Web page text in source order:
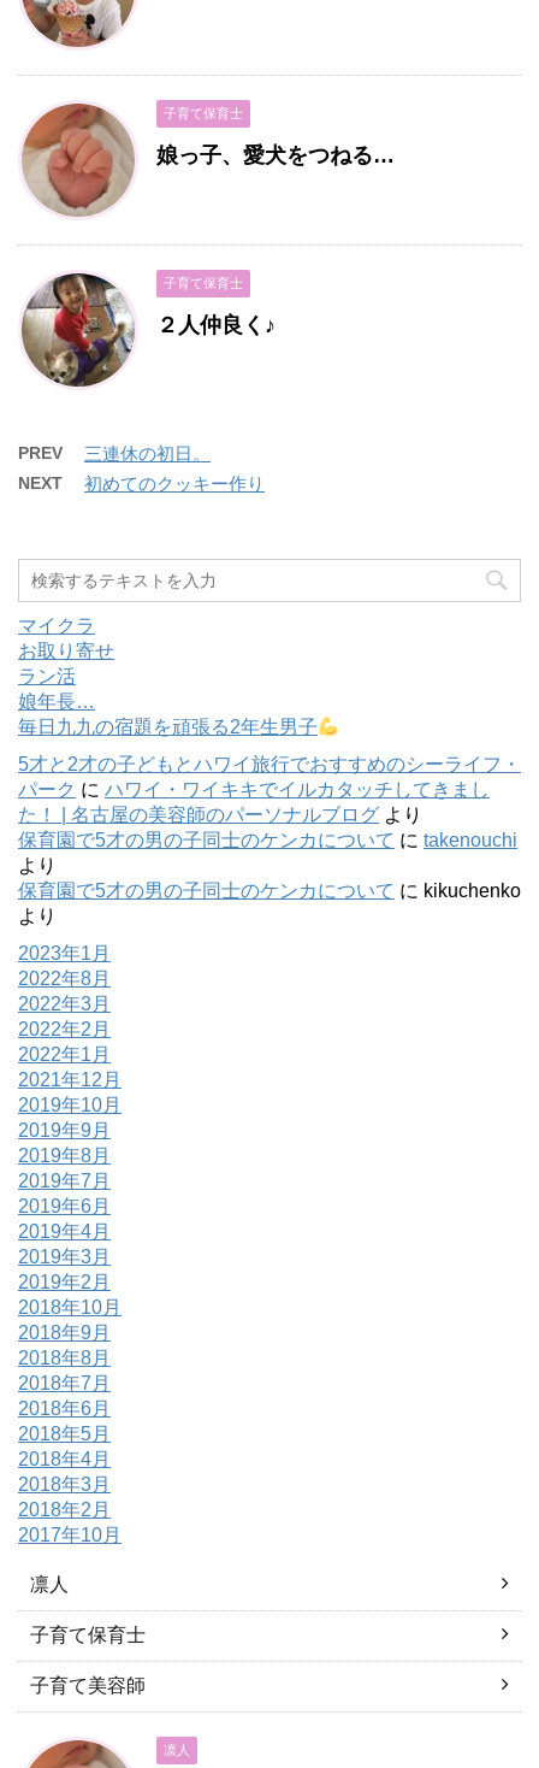
子育て保育士
娘っ子、愛犬をつねる…
子育て保育士
２人仲良く♪
PREV 三連休の初日。
NEXT 初めてのクッキー作り
マイクラ
お取り寄せ
ラン活
娘年長…
毎日九九の宿題を頑張る2年生男子
5才と2才の子どもとハワイ旅行でおすすめのシーライフ・
パーク に ハワイ・ワイキキでイルカタッチしてきまし
た！ | 名古屋の美容師のパーソナルブログ より
保育園で5才の男の子同士のケンカについて に takenouchi
より
保育園で5才の男の子同士のケンカについて に kikuchenko
より
2023年1月
2022年8月
2022年3月
2022年2月
2022年1月
2021年12月
2019年10月
2019年9月
2019年8月
2019年7月
2019年6月
2019年4月
2019年3月
2019年2月
2018年10月
2018年9月
2018年8月
2018年7月
2018年6月
2018年5月
2018年4月
2018年3月
2018年2月
2017年10月
凛人
子育て保育士
子育て美容師
凛人